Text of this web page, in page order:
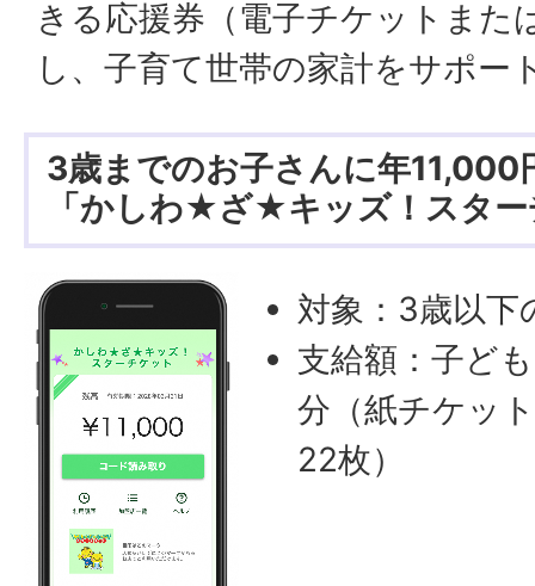
きる応援券（電子チケットまた
し、子育て世帯の家計をサポー
3歳までのお子さんに年
「かしわ★ざ★キッズ！スタ
対象：3歳以下
支給額：子ど
分（紙チケッ
22枚）